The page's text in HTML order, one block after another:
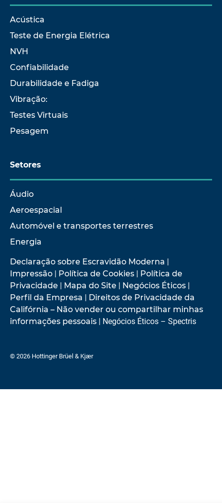
Acústica
Teste de Energia Elétrica
NVH
Confiabilidade
Durabilidade e Fadiga
Vibração:
Testes Virtuais
Pesagem
Setores
Áudio
Aeroespacial
Automóvel e transportes terrestres
Energia
Declaração sobre Escravidão Moderna |
Impressão | Política de Cookies | Política de
Privacidade | Mapa do Site | Negócios Éticos |
Perfil da Empresa | Direitos de Privacidade da
Califórnia – Não vender ou compartilhar minhas
informações pessoais | Negócios Éticos – Spectris
© 2026 Hottinger Brüel & Kjær